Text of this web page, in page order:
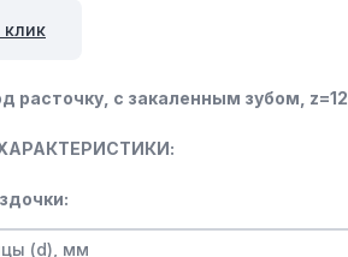
клик
расточку, c закаленным зубом, z=12
(d), мм